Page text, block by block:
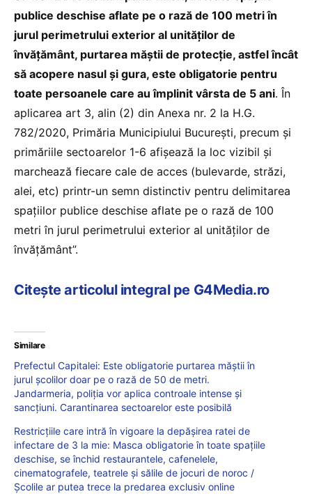
publice deschise aflate pe o rază de 100 metri în
jurul perimetrului exterior al unităților de
învățământ, purtarea măștii de protecție, astfel încât
să acopere nasul și gura, este obligatorie pentru
toate persoanele care au împlinit vârsta de 5 ani. În
aplicarea art 3, alin (2) din Anexa nr. 2 la H.G.
782/2020, Primăria Municipiului București, precum și
primăriile sectoarelor 1-6 afișează la loc vizibil și
marchează fiecare cale de acces (bulevarde, străzi,
alei, etc) printr-un semn distinctiv pentru delimitarea
spațiilor publice deschise aflate pe o rază de 100
metri în jurul perimetrului exterior al unităților de
învățământ”.
Citește articolul integral pe G4Media.ro
Similare
Prefectul Capitalei: Este obligatorie purtarea măștii în
jurul școlilor doar pe o rază de 50 de metri.
Jandarmeria, poliția vor aplica controale intense și
sancțiuni. Carantinarea sectoarelor este posibilă
Restricțiile care intră în vigoare la depășirea ratei de
infectare de 3 la mie: Masca obligatorie în toate spațiile
deschise, se închid restaurantele, cafenelele,
cinematografele, teatrele și sălile de jocuri de noroc /
Școlile ar putea trece la predarea exclusiv online